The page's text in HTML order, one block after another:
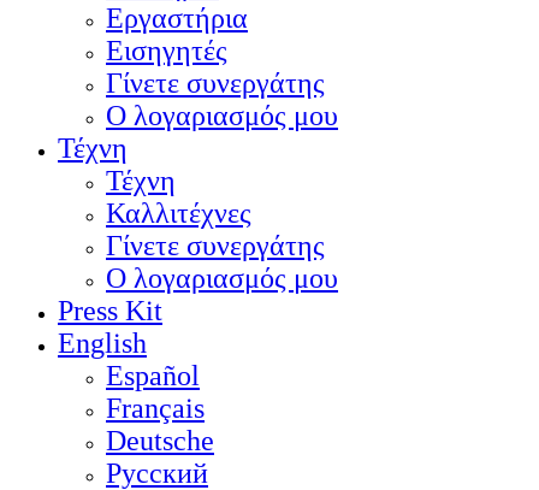
Εργαστήρια
Εισηγητές
Γίνετε συνεργάτης
Ο λογαριασμός μου
Τέχνη
Τέχνη
Καλλιτέχνες
Γίνετε συνεργάτης
Ο λογαριασμός μου
Press Kit
English
Español
Français
Deutsche
Pусский